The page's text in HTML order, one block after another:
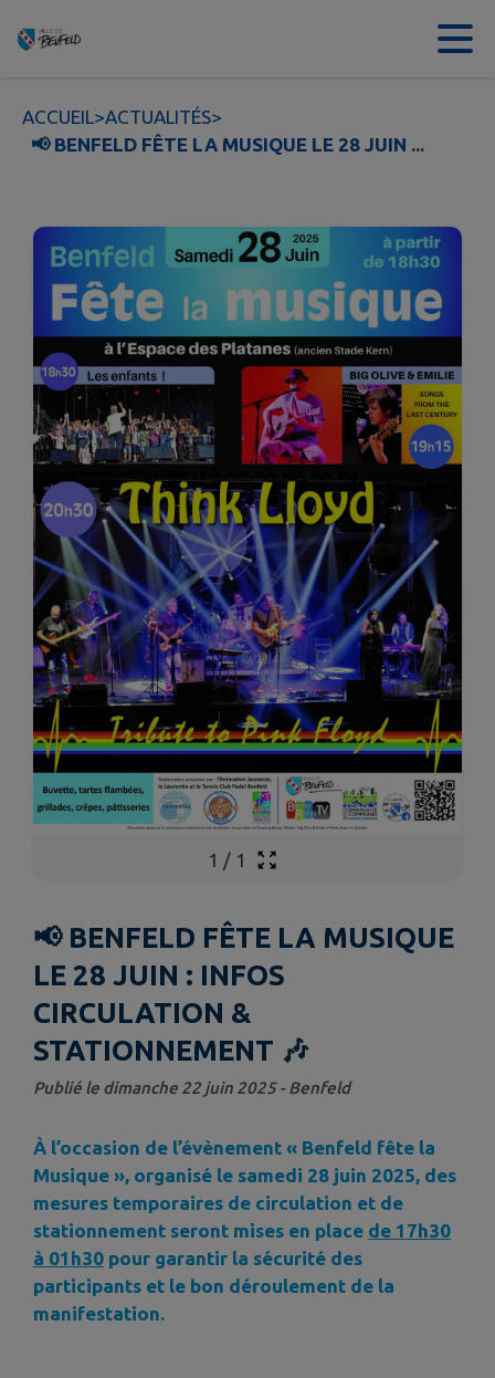
Contenu
ACCUEIL>ACTUALITÉS>
📢 BENFELD FÊTE LA MUSIQUE LE 28 JUIN ...
1 / 1
📢 BENFELD FÊTE LA MUSIQUE
LE 28 JUIN : INFOS
CIRCULATION &
STATIONNEMENT 🎶
Publié le dimanche 22 juin 2025 - Benfeld
À l’occasion de l’évènement « Benfeld fête la
Musique », organisé le samedi 28 juin 2025, des
mesures temporaires de circulation et de
stationnement seront mises en place de 17h30
à 01h30 pour garantir la sécurité des
participants et le bon déroulement de la
manifestation.